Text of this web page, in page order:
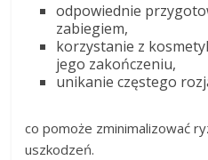
odpowiednie
zabiegiem,
korzystanie z
jego zakończeniu,
unikanie częstego
co pomoże zminimalizować
uszkodzeń.